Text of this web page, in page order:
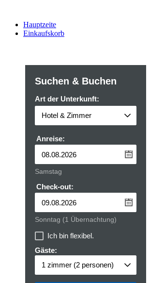
Hauptzeite
Einkaufskorb
Suchen & Buchen
Art der Unterkunft:
Anreise:
Samstag
Check-out:
Sonntag (1 Übernachtung)
Ich bin flexibel.
Gäste:
1 zimmer (2 personen)